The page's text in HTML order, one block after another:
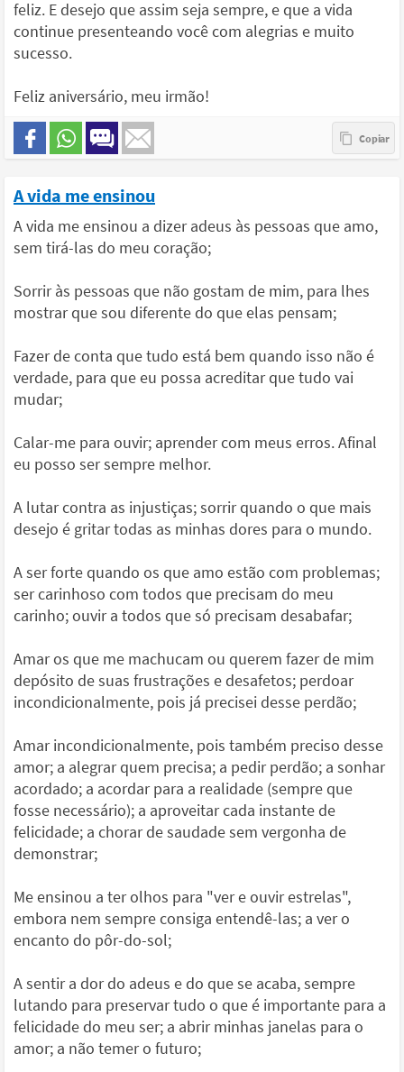
feliz. E desejo que assim seja sempre, e que a vida
continue presenteando você com alegrias e muito
sucesso.
Feliz aniversário, meu irmão!
A vida me ensinou
A vida me ensinou a dizer adeus às pessoas que amo,
sem tirá-las do meu coração;
Sorrir às pessoas que não gostam de mim, para lhes
mostrar que sou diferente do que elas pensam;
Fazer de conta que tudo está bem quando isso não é
verdade, para que eu possa acreditar que tudo vai
mudar;
Calar-me para ouvir; aprender com meus erros. Afinal
eu posso ser sempre melhor.
A lutar contra as injustiças; sorrir quando o que mais
desejo é gritar todas as minhas dores para o mundo.
A ser forte quando os que amo estão com problemas;
ser carinhoso com todos que precisam do meu
carinho; ouvir a todos que só precisam desabafar;
Amar os que me machucam ou querem fazer de mim
depósito de suas frustrações e desafetos; perdoar
incondicionalmente, pois já precisei desse perdão;
Amar incondicionalmente, pois também preciso desse
amor; a alegrar quem precisa; a pedir perdão; a sonhar
acordado; a acordar para a realidade (sempre que
fosse necessário); a aproveitar cada instante de
felicidade; a chorar de saudade sem vergonha de
demonstrar;
Me ensinou a ter olhos para "ver e ouvir estrelas",
embora nem sempre consiga entendê-las; a ver o
encanto do pôr-do-sol;
A sentir a dor do adeus e do que se acaba, sempre
lutando para preservar tudo o que é importante para a
felicidade do meu ser; a abrir minhas janelas para o
amor; a não temer o futuro;